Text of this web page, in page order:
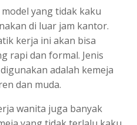
yang tidak kaku
di luar jam kantor.
kerja ini akan bisa
rapi dan formal. Jenis
adalah kemeja
dan muda.
wanita juga banyak